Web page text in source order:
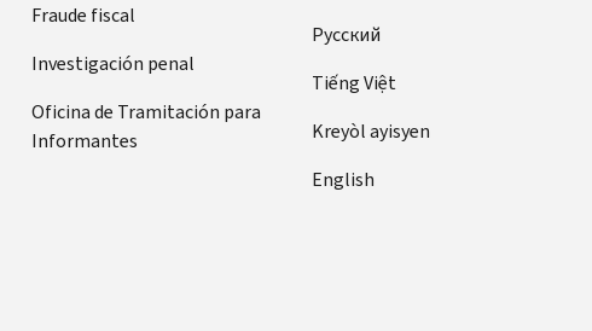
Fraude fiscal
Investigación penal
Oficina de Tramitación para
Informantes
Pусский
Tiếng Việt
Kreyòl ayisyen
English